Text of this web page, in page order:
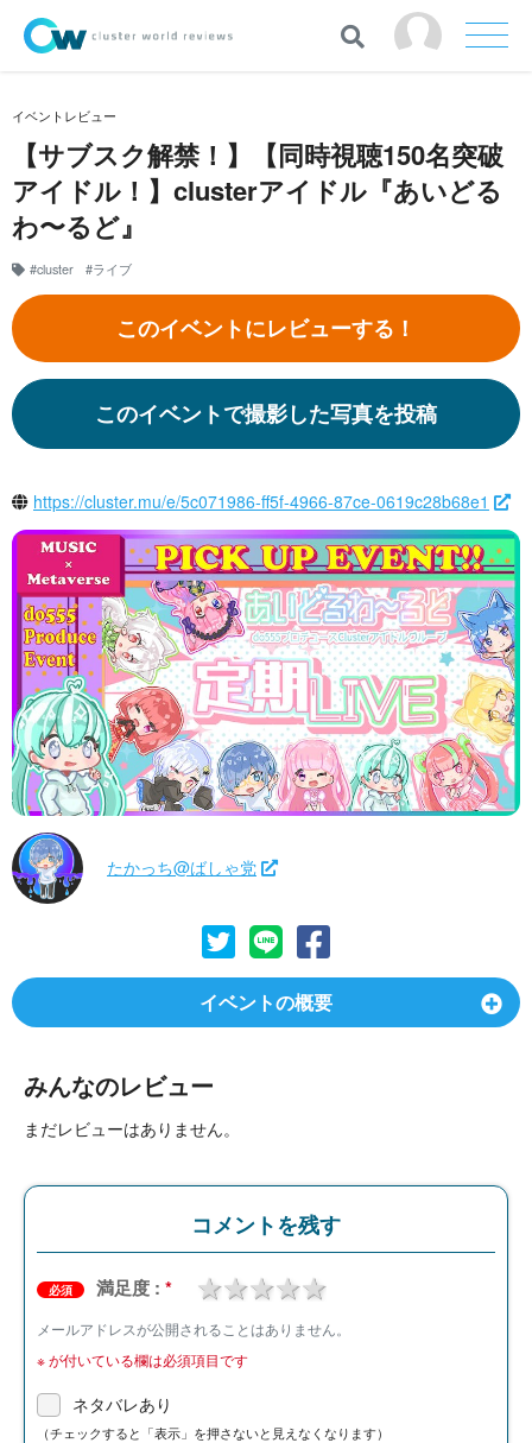
イベントレビュー
【サブスク解禁！】【同時視聴150名突破
アイドル！】clusterアイドル『あいどる
わ〜るど』
#cluster #ライブ
このイベントにレビューする！
このイベントで撮影した写真を投稿
https://cluster.mu/e/5c071986-ff5f-4966-87ce-0619c28b68e1
たかっち@ばしゃ党
イベントの概要
みんなのレビュー
まだレビューはありません。
コメントを残す
必須 満足度 : * 4 stars
3 stars
2 stars
1 star
メールアドレスが公開されることはありません。
※が付いている欄は必須項目です
ネタバレあり
（チェックすると「表示」を押さないと見えなくなります）